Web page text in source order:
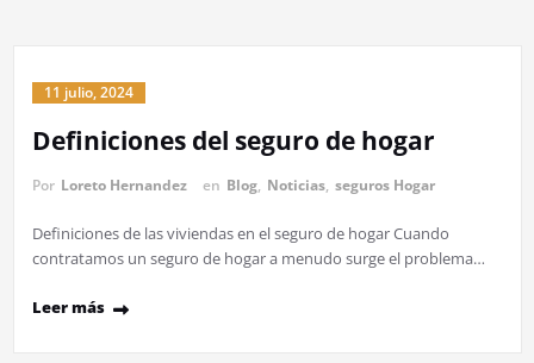
11 julio, 2024
Definiciones del seguro de hogar
Por Loreto Hernandez en Blog, Noticias, seguros Hogar
Definiciones de las viviendas en el seguro de hogar Cuando
contratamos un seguro de hogar a menudo surge el problema…
Leer más